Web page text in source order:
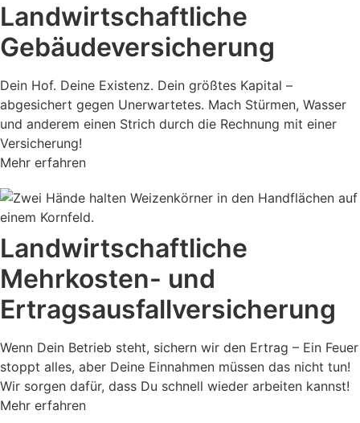
Landwirtschaftliche
Gebäude­versicherung
Dein Hof. Deine Existenz. Dein größtes Kapital –
abgesichert gegen Unerwartetes. Mach Stürmen, Wasser
und anderem einen Strich durch die Rechnung mit einer
Versicherung!
Mehr erfahren
Landwirtschaftliche
Mehrkosten- und
Ertragsausfall­versicherung
Wenn Dein Betrieb steht, sichern wir den Ertrag – Ein Feuer
stoppt alles, aber Deine Einnahmen müssen das nicht tun!
Wir sorgen dafür, dass Du schnell wieder arbeiten kannst!
Mehr erfahren